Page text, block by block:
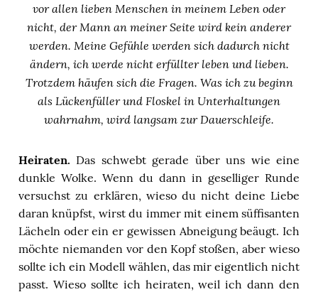
vor allen lieben Menschen in meinem Leben oder
nicht, der Mann an meiner Seite wird kein anderer
werden. Meine Gefühle werden sich dadurch nicht
ändern, ich werde nicht erfüllter leben und lieben.
Trotzdem häufen sich die Fragen. Was ich zu beginn
als Lückenfüller und Floskel in Unterhaltungen
wahrnahm, wird langsam zur Dauerschleife.
Heiraten. Das schwebt gerade über uns wie eine
dunkle Wolke. Wenn du dann in geselliger Runde
versuchst zu erklären, wieso du nicht deine Liebe
daran knüpfst, wirst du immer mit einem süffisanten
Lächeln oder ein er gewissen Abneigung beäugt. Ich
möchte niemanden vor den Kopf stoßen, aber wieso
sollte ich ein Modell wählen, das mir eigentlich nicht
passt. Wieso sollte ich heiraten, weil ich dann den